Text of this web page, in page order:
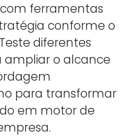
ferramentas
conforme o
diferentes
ampliar o alcance
para transformar
em motor de